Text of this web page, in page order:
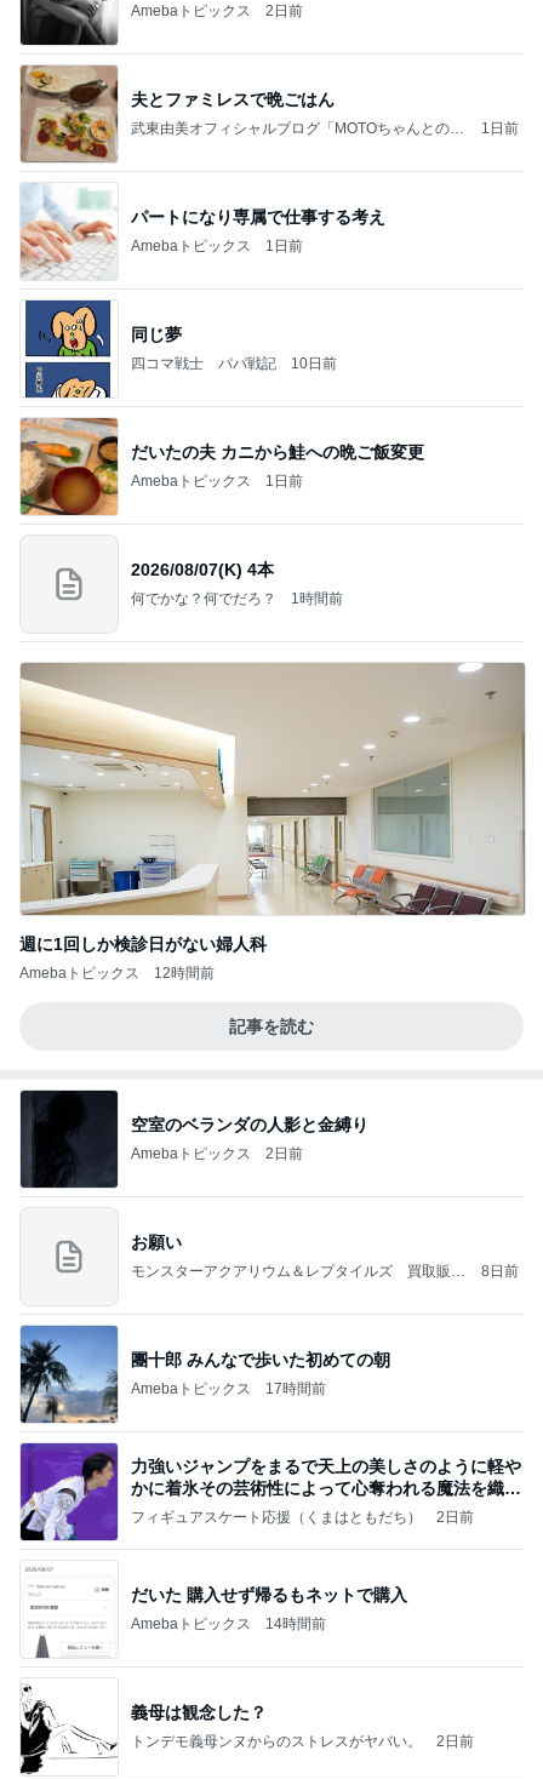
Amebaトピックス 2日前
夫とファミレスで晩ごはん
武東由美オフィシャルブログ「MOTOちゃんとのは
1日前
パートになり専属で仕事する考え
Amebaトピックス 1日前
同じ夢
四コマ戦士 パパ戦記 10日前
だいたの夫 カニから鮭への晩ご飯変更
Amebaトピックス 1日前
2026/08/07(K) 4本
何でかな？何でだろ？ 1時間前
週に1回しか検診日がない婦人科
Amebaトピックス 12時間前
記事を読む
空室のベランダの人影と金縛り
Amebaトピックス 2日前
お願い
モンスターアクアリウム＆レプタイルズ 買取販売
8日前
團十郎 みんなで歩いた初めての朝
Amebaトピックス 17時間前
力強いジャンプをまるで天上の美しさのように軽や
かに着氷その芸術性によって心奪われる魔法を織り
なす
フィギュアスケート応援（くまはともだち） 2日前
だいた 購入せず帰るもネットで購入
Amebaトピックス 14時間前
義母は観念した？
トンデモ義母ンヌからのストレスがヤバい。 2日前